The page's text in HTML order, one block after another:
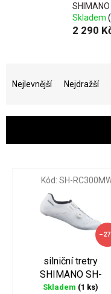
Skladem
2 290
Nejlevnější Nejdražší
–27
silniční tretry
SHIMANO SH-
RC300ML bílé
Skladem (1 ks)
Kód: SH-